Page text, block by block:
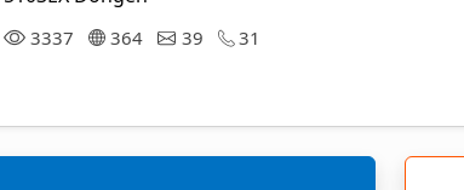
3337 364 39 31